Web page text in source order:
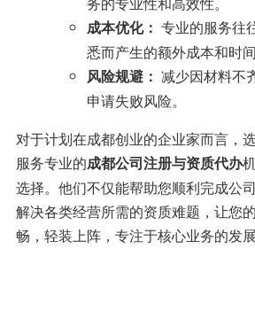
成本优化： 专业的服务往
悉而产生的额外成本和时间
风险规避： 减少因材料不
申请失败风险。
对于计划在成都创业的企业家而言，
服务专业的成都公司注册与资质代办
选择。他们不仅能帮助您顺利完成公
解决各类经营所需的资质难题，让您
畅，轻装上阵，专注于核心业务的发展